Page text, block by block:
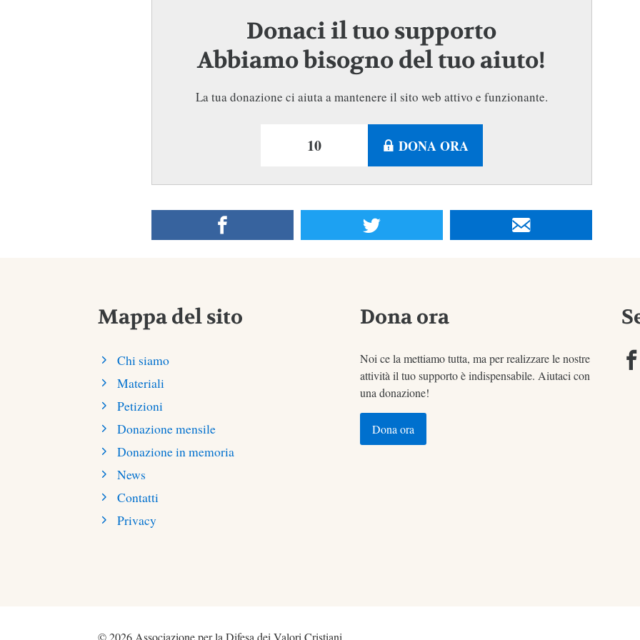
Donaci il tuo supporto
Abbiamo bisogno del tuo aiuto!
La tua donazione ci aiuta a mantenere il sito web attivo e funzionante.
DONA ORA
Mappa del sito
Chi siamo
Materiali
Petizioni
Donazione mensile
Donazione in memoria
News
Contatti
Privacy
Dona ora
Noi ce la mettiamo tutta, ma per realizzare le nostre
attività il tuo supporto è indispensabile. Aiutaci con
una donazione!
Dona ora
© 2026 Associazione per la Difesa dei Valori Cristiani